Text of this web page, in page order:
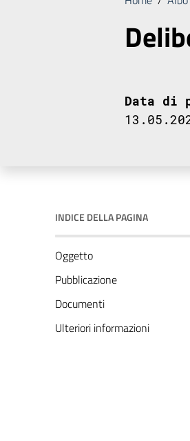
Data di
INDICE DELLA PAGINA
Oggetto
Pubblicazione
Documenti
Ulteriori informazioni